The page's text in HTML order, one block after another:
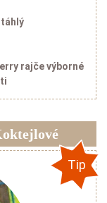
rajče výborné
Tip